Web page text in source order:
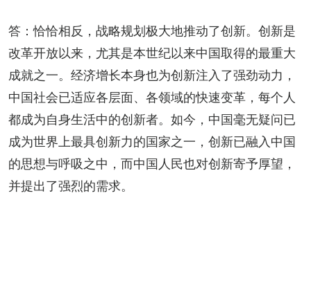
答：恰恰相反，战略规划极大地推动了创新。创新是
改革开放以来，尤其是本世纪以来中国取得的最重大
成就之一。经济增长本身也为创新注入了强劲动力，
中国社会已适应各层面、各领域的快速变革，每个人
都成为自身生活中的创新者。如今，中国毫无疑问已
成为世界上最具创新力的国家之一，创新已融入中国
的思想与呼吸之中，而中国人民也对创新寄予厚望，
并提出了强烈的需求。